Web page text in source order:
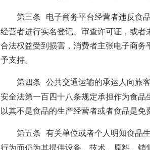
第三条
电子商务平台经营者违反食
经营者进行实名登记、审查许可证，或
合法权益受到损害，消费者主张电子商
予支持。
第四条
公共交通运输的承运人向旅
安全法第一百四十八条规定承担作为食
以其不是食品的生产经营者或者食品是
第五条
有关单位或者个人明知食品
行为而仍为其提供设备、技术、原料、